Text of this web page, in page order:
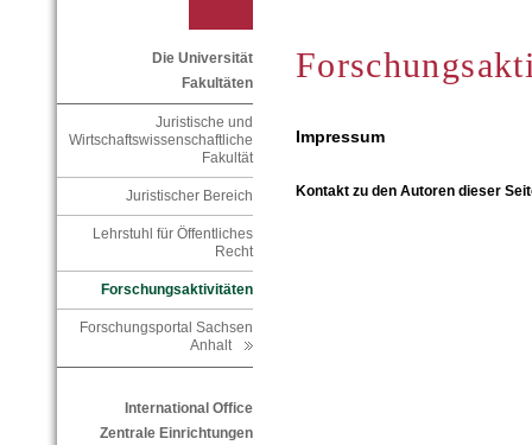
Die Universität
Fakultäten
Juristische und
Wirtschaftswissenschaftliche
Fakultät
Juristischer Bereich
Lehrstuhl für Öffentliches
Recht
Forschungsaktivitäten
Forschungsportal Sachsen
Anhalt
International Office
Zentrale Einrichtungen
Impressum
Kontakt zu den Autoren dieser